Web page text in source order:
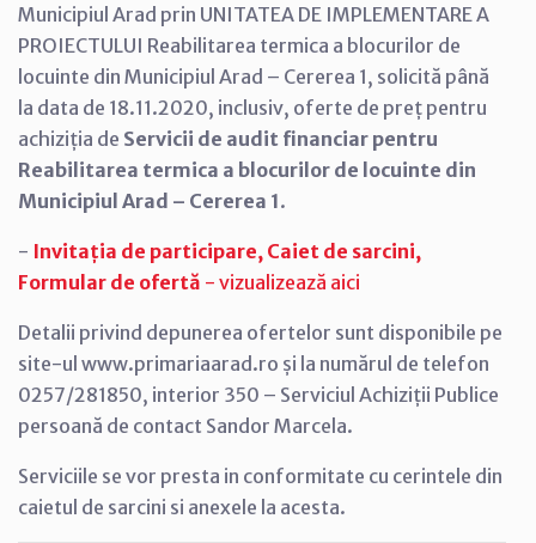
Municipiul Arad prin UNITATEA DE IMPLEMENTARE A
PROIECTULUI Reabilitarea termica a blocurilor de
locuinte din Municipiul Arad – Cererea 1, solicită până
la data de 18.11.2020, inclusiv, oferte de preț pentru
achiziția de Servicii de audit financiar pentru
Reabilitarea termica a blocurilor de locuinte din
Municipiul Arad – Cererea 1.
- Invitația de participare, Caiet de sarcini,
Formular de ofertă - vizualizează aici
Detalii privind depunerea ofertelor sunt disponibile pe
site-ul www.primariaarad.ro și la numărul de telefon
0257/281850, interior 350 – Serviciul Achiziții Publice
persoană de contact Sandor Marcela.
Serviciile se vor presta in conformitate cu cerintele din
caietul de sarcini si anexele la acesta.